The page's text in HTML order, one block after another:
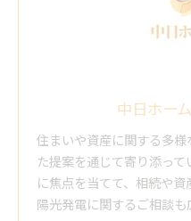
中日ホー
住まいや資産に関する多
た提案を通じて寄り添っ
に焦点を当てて、相続や
陽光発電に関するご相談も